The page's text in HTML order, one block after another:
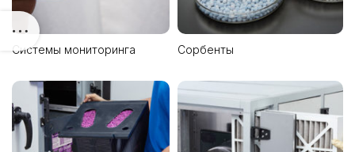
Системы мониторинга Сорбенты